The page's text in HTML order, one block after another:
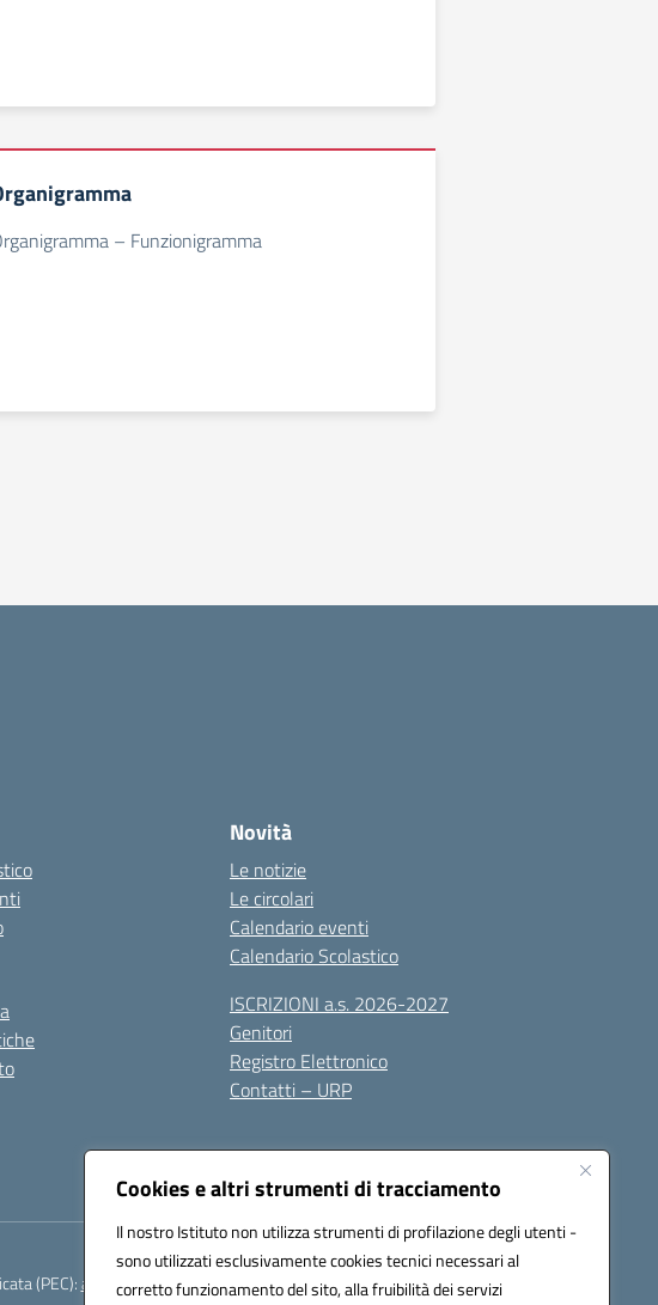
Cookies e altri strumenti di tracciamento
Il nostro Istituto non utilizza strumenti di profilazione degli utenti -
sono utilizzati esclusivamente cookies tecnici necessari al
corretto funzionamento del sito, alla fruibilità dei servizi
– Funzionigramma
Novità
Le notizie
Le circolari
Calendario eventi
Calendario Scolastico
ISCRIZIONI a.s. 2026-2027
Genitori
Registro Elettronico
Contatti – URP
(PEC):anic81600p@pec.istruzione.it